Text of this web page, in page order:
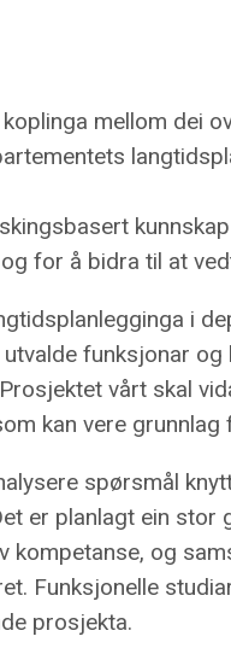
mellom dei
for å bidra til at
i
funksjonar
vårt skal
kan vere grunnlag
spørsmål
er planlagt ein stor
kompetanse, og
Funksjonelle
prosjekta.